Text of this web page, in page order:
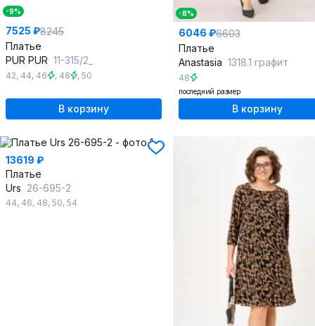
-9%
7525 ₽8245
Платье
PUR PUR 11-315/2_
42, 44, 46 , 48 , 50
В корзину
-8%
6046 ₽6603
Платье
Anastasia 1318.1 графит
48
последний размер
В корзину
13619 ₽
Платье
Urs 26-695-2
44, 46, 48, 50, 54